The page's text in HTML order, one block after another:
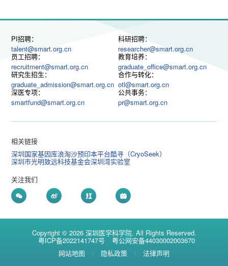
PI招聘：
talent@smart.org.cn
科研招聘：
researcher@smart.org.cn
员工招聘：
recruitment@smart.org.cn
教育培养：
graduate_office@smart.org.cn
研究生招生：
graduate_admission@smart.org.cn
合作与转化：
otl@smart.org.cn
深医专项：
smartfund@smart.org.cn
公共事务：
pr@smart.org.cn
相关链接
深圳国家基因库浪淘沙预印本平台酷寻（CryoSeek）
深圳市光明致远科技基金会深圳湾实验室
关注我们
Copyright © 2026 深圳医学科学院. All Rights Reserved.
粤ICP备2022141747号
粤公网安备44030002003670
网站地图
隐私政策 法律声明